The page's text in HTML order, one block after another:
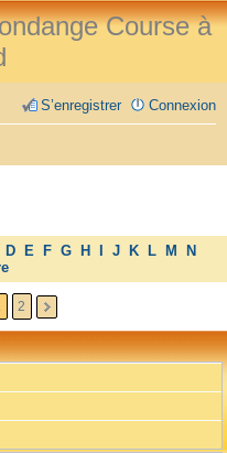
Course à
Connexion
S’enregistrer
D E F G H J K L M
N
2